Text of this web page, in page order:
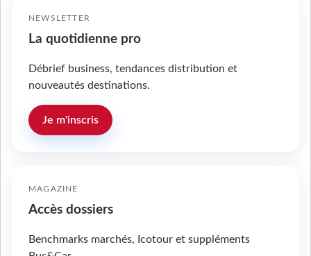
NEWSLETTER
La quotidienne pro
Débrief business, tendances distribution et
nouveautés destinations.
Je m'inscris
MAGAZINE
Accès dossiers
Benchmarks marchés, Icotour et suppléments